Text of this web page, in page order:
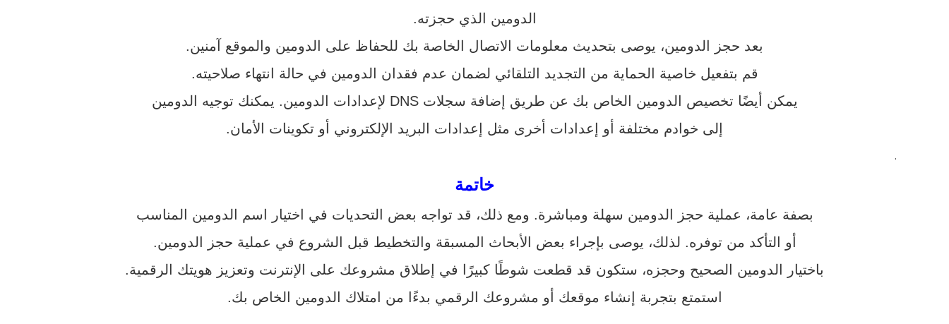
الدومين الذي حجزته.
بعد حجز الدومين، يوصى بتحديث معلومات الاتصال الخاصة بك للحفاظ على الدومين والموقع آمنين.
قم بتفعيل خاصية الحماية من التجديد التلقائي لضمان عدم فقدان الدومين في حالة انتهاء صلاحيته.
يمكن أيضًا تخصيص الدومين الخاص بك عن طريق إضافة سجلات DNS لإعدادات الدومين. يمكنك توجيه الدومين
إلى خوادم مختلفة أو إعدادات أخرى مثل إعدادات البريد الإلكتروني أو تكوينات الأمان.
.
خاتمة
بصفة عامة، عملية حجز الدومين سهلة ومباشرة. ومع ذلك، قد تواجه بعض التحديات في اختيار اسم الدومين المناسب
أو التأكد من توفره. لذلك، يوصى بإجراء بعض الأبحاث المسبقة والتخطيط قبل الشروع في عملية حجز الدومين.
باختيار الدومين الصحيح وحجزه، ستكون قد قطعت شوطًا كبيرًا في إطلاق مشروعك على الإنترنت وتعزيز هويتك الرقمية.
استمتع بتجربة إنشاء موقعك أو مشروعك الرقمي بدءًا من امتلاك الدومين الخاص بك.